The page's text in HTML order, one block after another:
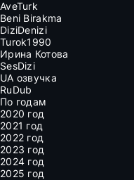
AveTurk
Beni Birakma
DiziDenizi
Turok1990
Ирина Котова
SesDizi
UA озвучка
RuDub
По годам
2020 год
2021 год
2022 год
2023 год
2024 год
2025 год